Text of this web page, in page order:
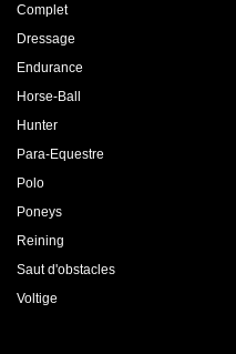
Complet
Dressage
Endurance
Horse-Ball
Hunter
Para-Equestre
Polo
Poneys
Reining
Saut d'obstacles
Voltige